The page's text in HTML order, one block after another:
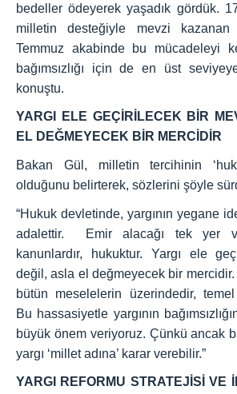
bedeller ödeyerek yaşadık gördük.
milletin desteğiyle mevzi kazanan
Temmuz akabinde bu mücadeleyi
bağımsızlığı için de en üst seviyeye
konuştu.
YARGI ELE GEÇİRİLECEK BİR
EL DEĞMEYECEK BİR MERCİDİR
Bakan Gül, milletin tercihinin
olduğunu belirterek, sözlerini şöyle
“Hukuk devletinde, yargının yegane
adalettir. Emir alacağı tek yer
kanunlardır, hukuktur. Yargı ele
değil, asla el değmeyecek bir
bütün meselelerin üzerindedir,
Bu hassasiyetle yargının
büyük önem veriyoruz. Çünkü ancak
yargı ‘millet adına’ karar verebilir.”
YARGI REFORMU STRATEJİSİ VE